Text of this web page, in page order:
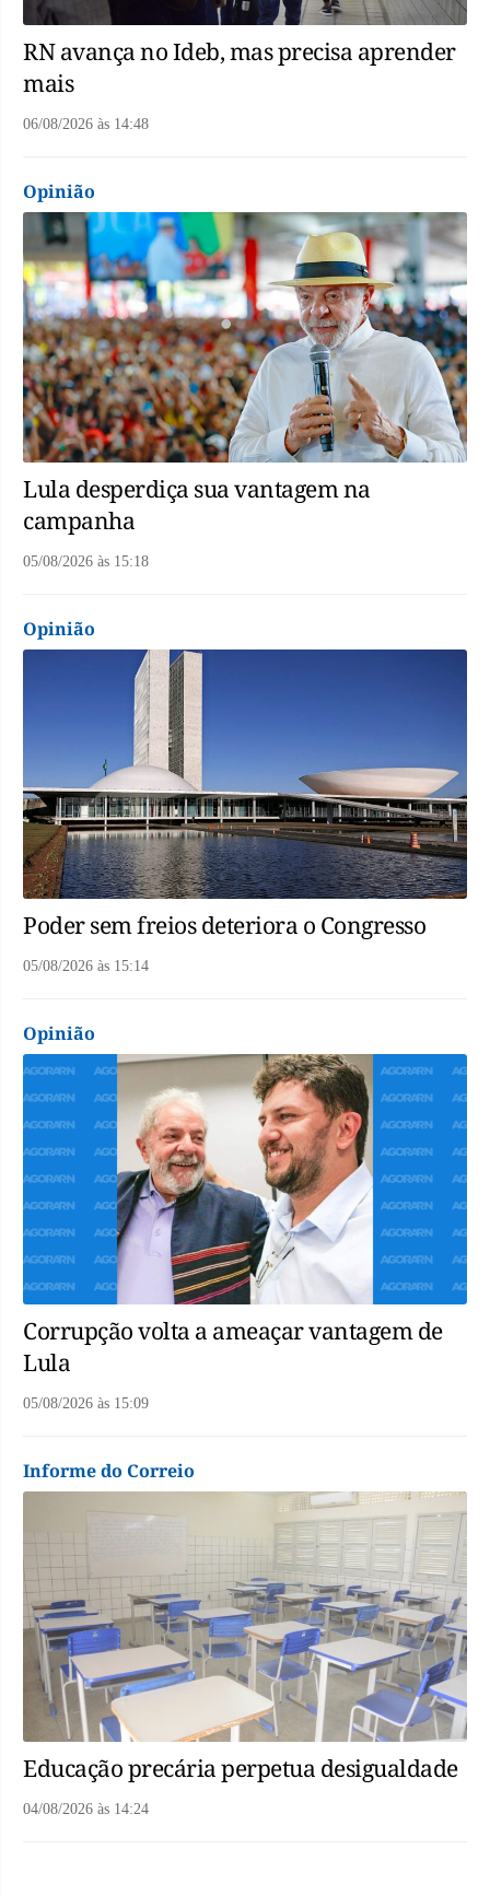
RN avança no Ideb, mas precisa aprender
mais
06/08/2026 às 14:48
Opinião
Lula desperdiça sua vantagem na
campanha
05/08/2026 às 15:18
Opinião
Poder sem freios deteriora o Congresso
05/08/2026 às 15:14
Opinião
Corrupção volta a ameaçar vantagem de
Lula
05/08/2026 às 15:09
Informe do Correio
Educação precária perpetua desigualdade
04/08/2026 às 14:24